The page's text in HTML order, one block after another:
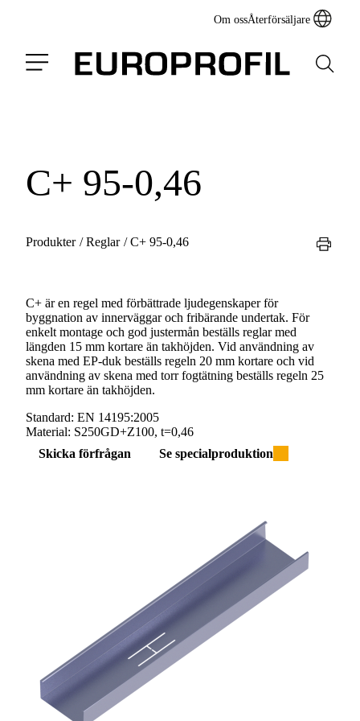
Om ossÅterförsäljare
C+ 95-0,46
Produkter /Reglar /C+ 95-0,46
C+ är en regel med förbättrade ljudegenskaper för
byggnation av innerväggar och fribärande undertak. För
enkelt montage och god justermån beställs reglar med
längden 15 mm kortare än takhöjden. Vid användning av
skena med EP-duk beställs regeln 20 mm kortare och vid
användning av skena med torr fogtätning beställs regeln 25
mm kortare än takhöjden.
Standard: EN 14195:2005
Material: S250GD+Z100, t=0,46
Skicka förfrågan
Se specialproduktion